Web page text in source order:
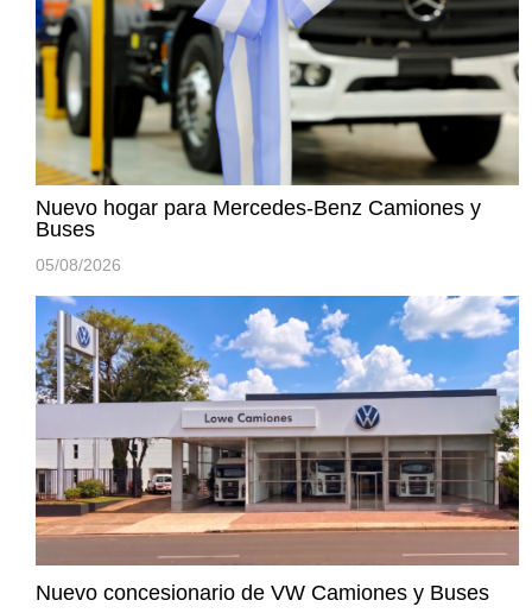
Nuevo hogar para Mercedes-Benz Camiones y
Buses
05/08/2026
Nuevo concesionario de VW Camiones y Buses